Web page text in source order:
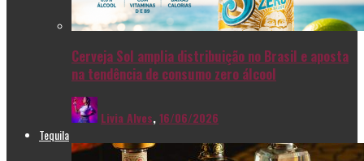
Cerveja Sol amplia distribuição no Brasil e aposta
na tendência de consumo zero álcool
Livia Alves,16/06/2026
Tequila